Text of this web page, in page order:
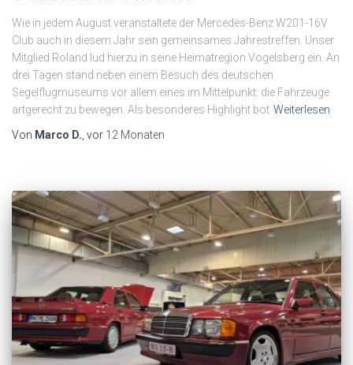
Wie in jedem August veranstaltete der Mercedes-Benz W201-16V
Club auch in diesem Jahr sein gemeinsames Jahrestreffen. Unser
Mitglied Roland lud hierzu in seine Heimatregion Vogelsberg ein. An
drei Tagen stand neben einem Besuch des deutschen
Segelflugmuseums vor allem eines im Mittelpunkt: die Fahrzeuge
artgerecht zu bewegen. Als besonderes Highlight bot Weiterlesen
Von Marco D. , vor 12 Monaten